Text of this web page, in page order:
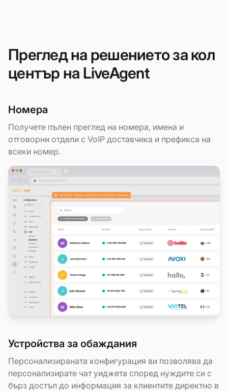
Преглед на решението за кол
център на LiveAgent
Номера
Получете пълен преглед на номера, имена и
отговорни отдели с VoIP доставчика и префикса на
всеки номер.
Устройства за обаждания
Персонализираната конфигурация ви позволява да
персонализирате чат уиджета според нуждите си с
бърз достъп до информация за клиентите директно в